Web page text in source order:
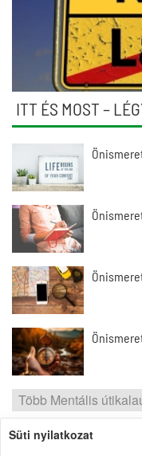
ITT ÉS MOST –
Több Mentális
Süti nyilatkozat